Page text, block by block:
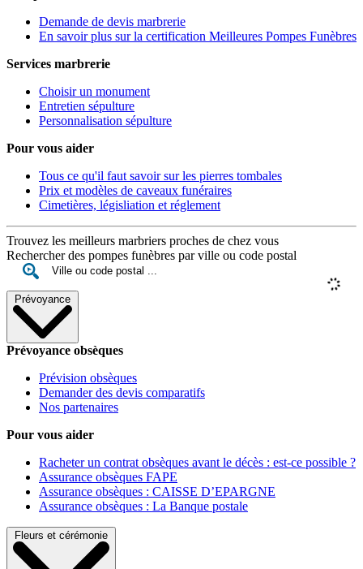
Demande de devis marbrerie
En savoir plus sur la certification Meilleures Pompes Funèbres
Services marbrerie
Choisir un monument
Entretien sépulture
Personnalisation sépulture
Pour vous aider
Tous ce qu'il faut savoir sur les pierres tombales
Prix et modèles de caveaux funéraires
Cimetières, législiation et réglement
Trouvez les meilleurs marbriers proches de chez vous
Rechercher des pompes funèbres par ville ou code postal
Prévoyance
Prévoyance obsèques
Prévision obsèques
Demander des devis comparatifs
Nos partenaires
Pour vous aider
Racheter un contrat obsèques avant le décès : est-ce possible ?
Assurance obsèques FAPE
Assurance obsèques : CAISSE D’EPARGNE
Assurance obsèques : La Banque postale
Fleurs et cérémonie